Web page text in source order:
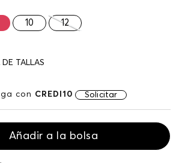
10 12
TALLAS
con CREDI10 Solicitar
Añadir a la bolsa